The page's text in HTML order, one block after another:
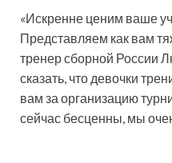
«Искренне ценим ваше
Представляем как вам
тренер сборной России
сказать, что девочки
вам за организацию
сейчас бесценны, мы